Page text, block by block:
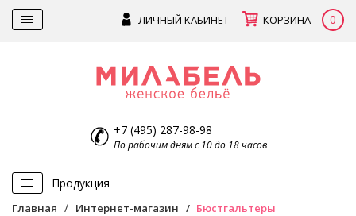
ЛИЧНЫЙ КАБИНЕТ КОРЗИНА 0
+7 (495) 287-98-98
По рабочим дням с 10 до 18 часов
Продукция
Главная Интернет-магазин Бюстгальтеры